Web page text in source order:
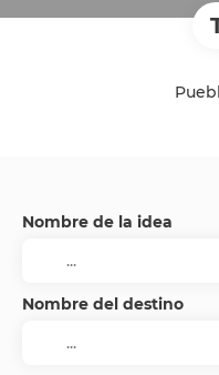
Nombre de la idea
Nombre del destino